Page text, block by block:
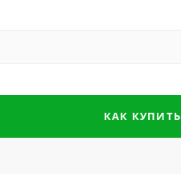
КАК КУПИТЬ